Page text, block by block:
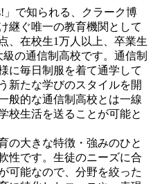
」で知られる、クラーク博
継ぐ唯一の教育機関として
、在校生1万人以上、卒業生
の通信制高校です。通信制
に毎日制服を着て通学して
新たな学びのスタイルを開
般的な通信制高校とは一線
校生活を送ることが可能と
の大きな特徴・強みのひと
性です。生徒のニーズに合
可能なので、分野を絞った